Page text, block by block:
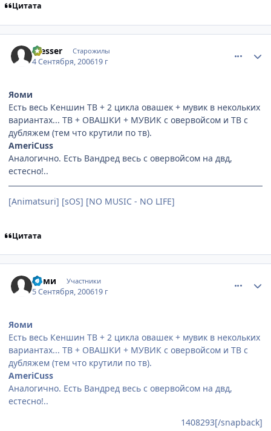
Цитата
messer Старожилы
4 Сентября, 200619 г
Яоми
Есть весь Кеншин ТВ + 2 цикла овашек + мувик в некольких
вариантах... ТВ + ОВАШКИ + МУВИК с овервойсом и ТВ с
дубляжем (тем что крутили по тв).
AmeriCuss
Аналогично. Есть Вандред весь с овервойсом на двд,
естесно!..
[Animatsuri] [sOS] [NO MUSIC - NO LIFE]
Цитата
Яоми Участники
5 Сентября, 200619 г
Яоми
Есть весь Кеншин ТВ + 2 цикла овашек + мувик в некольких
вариантах... ТВ + ОВАШКИ + МУВИК с овервойсом и ТВ с
дубляжем (тем что крутили по тв).
AmeriCuss
Аналогично. Есть Вандред весь с овервойсом на двд,
естесно!..
1408293[/snapback]